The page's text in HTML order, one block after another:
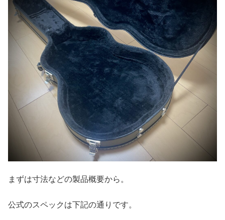
まずは寸法などの製品概要から。
公式のスペックは下記の通りです。